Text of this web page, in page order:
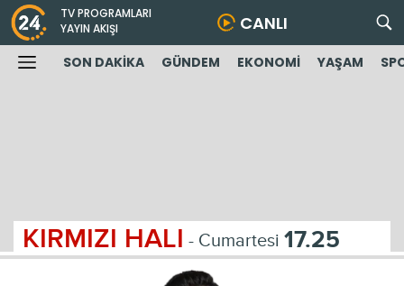
TV PROGRAMLARI
YAYIN AKIŞI
CANLI
SON DAKİKA GÜNDEM EKONOMİ YAŞAM
KIRMIZI HALI - Cumartesi 17.25